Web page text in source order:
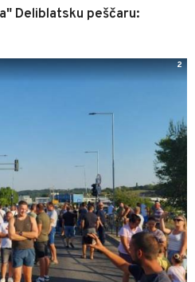
Deliblatsku peščaru:
2